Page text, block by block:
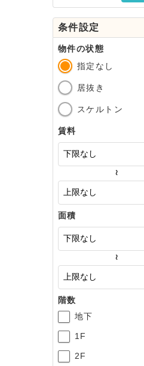
条件設定
物件の状態
指定なし
居抜き
スケルトン
賃料
～
面積
～
階数
地下
1F
2F